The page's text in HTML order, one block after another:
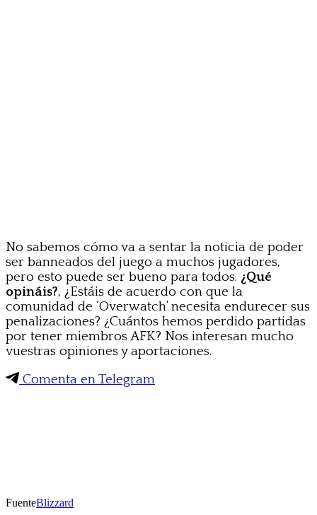
No sabemos cómo va a sentar la noticia de poder
ser banneados del juego a muchos jugadores,
pero esto puede ser bueno para todos. ¿Qué
opináis?, ¿Estáis de acuerdo con que la
comunidad de ‘Overwatch’ necesita endurecer sus
penalizaciones? ¿Cuántos hemos perdido partidas
por tener miembros AFK? Nos interesan mucho
vuestras opiniones y aportaciones.
Comenta en Telegram
FuenteBlizzard